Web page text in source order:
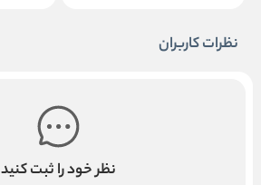
نظرات کاربران
نظر خود را ثبت کنید